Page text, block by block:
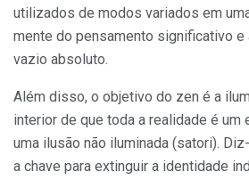
utilizados de modos variados em
mente do pensamento significativo e
vazio absoluto.
Além disso, o objetivo do zen é a
interior de que toda a realidade é um
uma ilusão não iluminada (satori).
a chave para extinguir a identidade